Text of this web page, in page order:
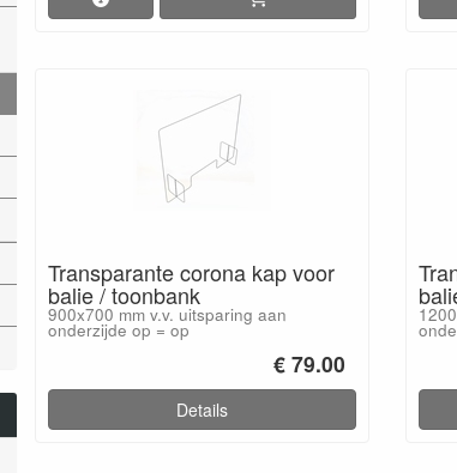
Transparante corona kap voor
balie / toonbank
900x700 mm v.v. uitsparing aan
onderzijde op = op
€ 79.00
Details